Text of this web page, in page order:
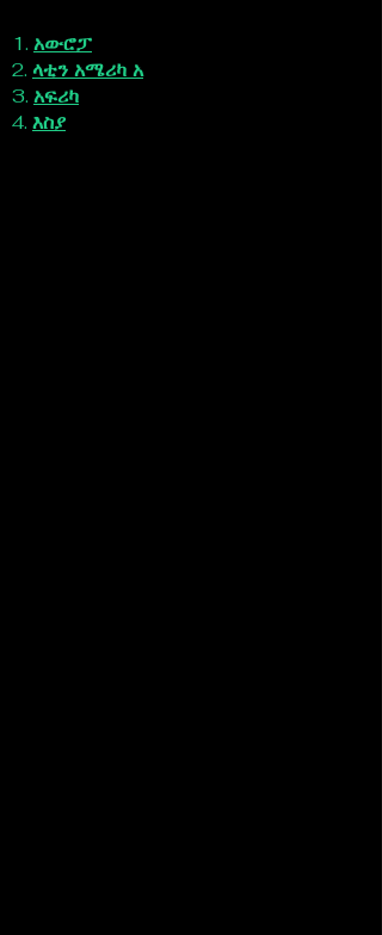
1. አውሮፓ
2. ላቲን አሜሪካ አ
3. አፍሪካ
4. እስያ